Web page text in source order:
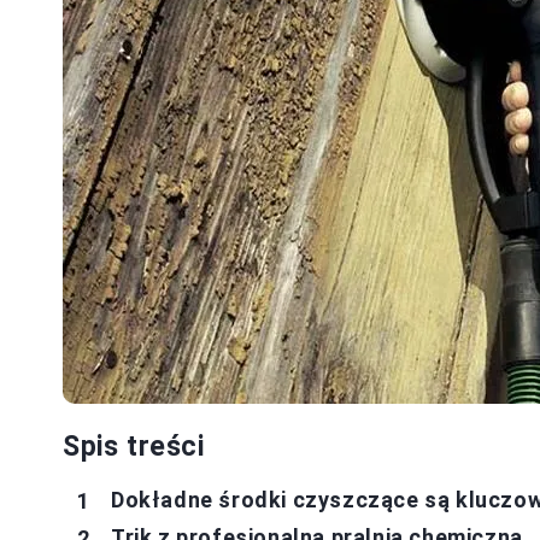
Spis treści
Dokładne środki czyszczące są